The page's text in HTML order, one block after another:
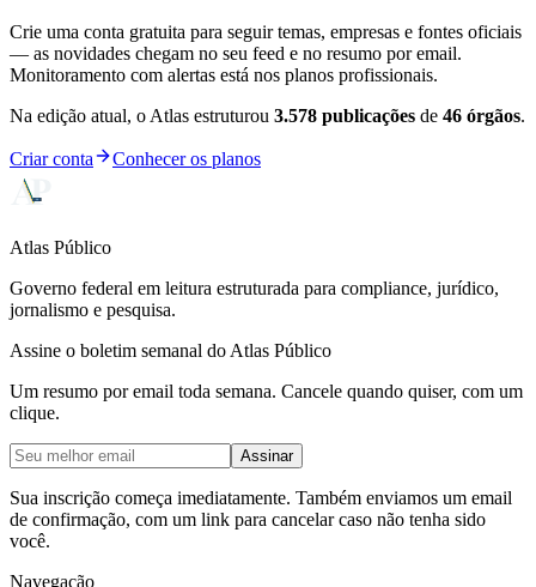
Crie uma conta gratuita para seguir temas, empresas e fontes oficiais
— as novidades chegam no seu feed e no resumo por email.
Monitoramento com alertas está nos planos profissionais.
Na edição atual, o Atlas estruturou 3.578 publicações de 46 órgãos.
Criar conta Conhecer os planos
Atlas Público
Governo federal em leitura estruturada para compliance, jurídico,
jornalismo e pesquisa.
Assine o boletim semanal do Atlas Público
Um resumo por email toda semana. Cancele quando quiser, com um
clique.
Assinar
Sua inscrição começa imediatamente. Também enviamos um email
de confirmação, com um link para cancelar caso não tenha sido
você.
Navegação